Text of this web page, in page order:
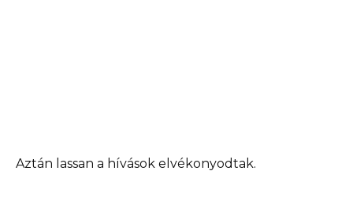
Aztán lassan a hívások elvékonyodtak.